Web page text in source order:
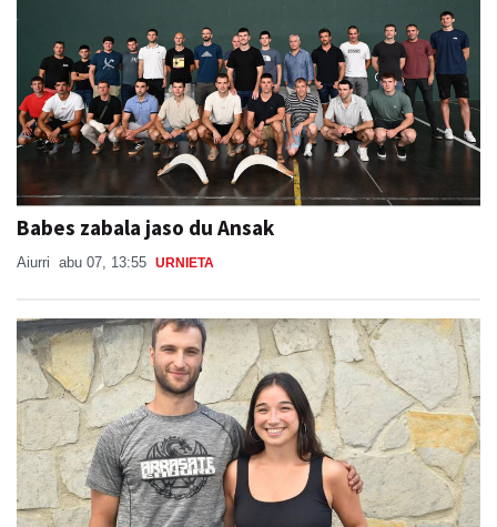
Babes zabala jaso du Ansak
Aiurri abu 07, 13:55 URNIETA